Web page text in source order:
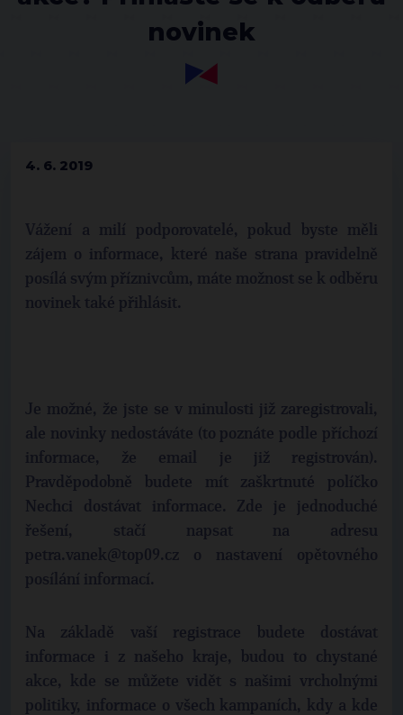
novinek
4. 6. 2019
Vážení a milí podporovatelé, pokud byste měli
zájem o informace, které naše strana pravidelně
posílá svým příznivcům, máte možnost se k odběru
novinek také přihlásit.
Je možné, že jste se v minulosti již zaregistrovali,
ale novinky nedostáváte (to poznáte podle příchozí
informace, že email je již registrován).
Pravděpodobně budete mít zaškrtnuté políčko
Nechci dostávat informace. Zde je jednoduché
řešení, stačí napsat na adresu
petra.vanek@top09.cz o nastavení opětovného
posílání informací.
Na základě vaší registrace budete dostávat
informace i z našeho kraje, budou to chystané
akce, kde se můžete vidět s našimi vrcholnými
politiky, informace o všech kampaních, kdy a kde